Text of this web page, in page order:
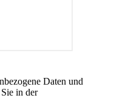
Daten und
in der